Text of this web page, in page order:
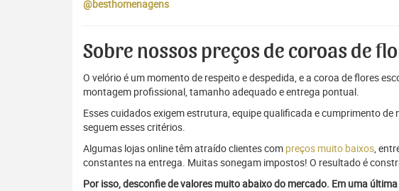
@besthomenagens
Sobre nossos preços de coroas de
O velório é um momento de respeito e despedida, e a coroa de flores
montagem profissional, tamanho adequado e entrega pontual.
Esses cuidados exigem estrutura, equipe qualificada e cumprimento
seguem esses critérios.
Algumas lojas online têm atraído clientes com preços muito baixos,
constantes na entrega. Muitas sonegam impostos! O resultado é
Por isso, desconfie de valores muito abaixo do mercado. Em uma